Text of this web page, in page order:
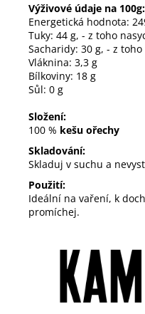
Výživové údaje na 100g:
Energetická hodnota:
Tuky: 44 g, - z toho
Sacharidy: 30 g, - z
Vláknina: 3,3 g
Bílkoviny: 18 g
Sůl: 0 g
Složení:
100 % kešu ořechy
Skladování:
Skladuj v suchu a
Použití:
Ideální na vaření, k
promíchej.